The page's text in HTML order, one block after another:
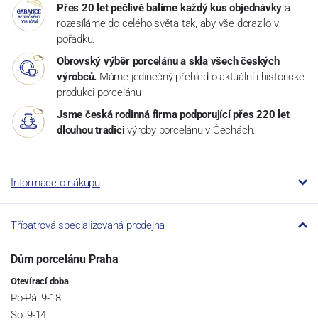
Přes 20 let pečlivě balíme každý kus objednávky a
rozesíláme do celého světa tak, aby vše dorazilo v
pořádku.
Obrovský výběr porcelánu a skla všech českých
výrobců. Máme jedinečný přehled o aktuální i historické
produkci porcelánu
Jsme česká rodinná firma podporující přes 220 let
dlouhou tradici výroby porcelánu v Čechách.
Informace o nákupu
Třípatrová specializovaná prodejna
Dům porcelánu Praha
Otevírací doba
Po-Pá: 9-18
So: 9-14